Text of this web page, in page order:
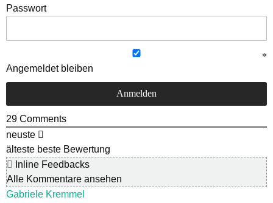
Passwort
Angemeldet bleiben
29 Comments
neuste
älteste beste Bewertung
Inline Feedbacks
Alle Kommentare ansehen
Gabriele Kremmel